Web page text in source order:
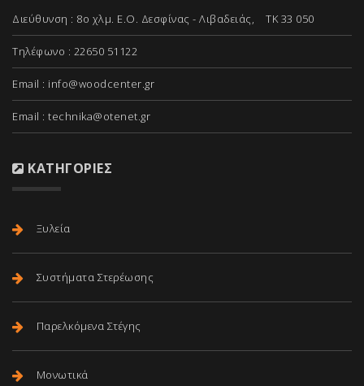
Διεύθυνση : 8ο χλμ. Ε.Ο. Δεσφίνας - Λιβαδειάς, ΤΚ 33 050
Τηλέφωνο : 22650 51122
Email : info@woodcenter.gr
Email : technika@otenet.gr
ΚΑΤΗΓΟΡΊΕΣ
Ξυλεία
Συστήματα Στερέωσης
Παρελκόμενα Στέγης
Μονωτικά